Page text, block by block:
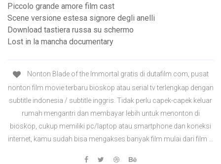
Piccolo grande amore film cast
Scene versione estesa signore degli anelli
Download tastiera russa su schermo
Lost in la mancha documentary
Nonton Blade of the Immortal gratis di dutafilm.com, pusat
nonton film movie terbaru bioskop atau serial tv terlengkap dengan
subtitle indonesia / subtitle inggris. Tidak perlu capek-capek keluar
rumah mengantri dan membayar lebih untuk menonton di
bioskop, cukup memiliki pc/laptop atau smartphone dan koneksi
internet, kamu sudah bisa mengakses banyak film mulai dari film …